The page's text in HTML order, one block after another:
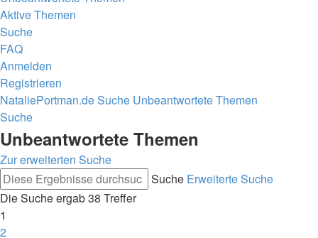
Aktive Themen
Suche
FAQ
Anmelden
Registrieren
NataliePortman.deSuche Unbeantwortete Themen
Suche
Unbeantwortete Themen
Zur erweiterten Suche
Suche Erweiterte Suche
Die Suche ergab 38 Treffer
1
2